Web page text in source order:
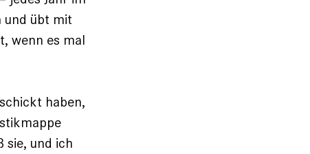
und übt mit
wenn es mal
haben,
sie, und ich